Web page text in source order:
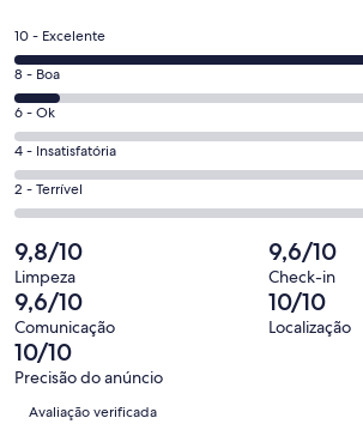
uma
nova
janela
Nota
10
-
Excelente.
99
de
109
avaliações
10 - Excelente
Nota
8
-
Boa.
10
de
avaliações
8 - Boa
Nota
6
-
Ok.
0
de
109
avaliações
6 - Ok
Nota
4
-
0
de
109
avaliações
4 - Insatisfatória
Nota
2
-
Terrível.
0
de
109
avaliações
2 - Terrível
9,8/10
Limpeza
9,6/10
Check-in
9,6/10
Comunicação
10/10
Localização
10/10
Precisão do anúncio
Avaliações
Avaliação verificada